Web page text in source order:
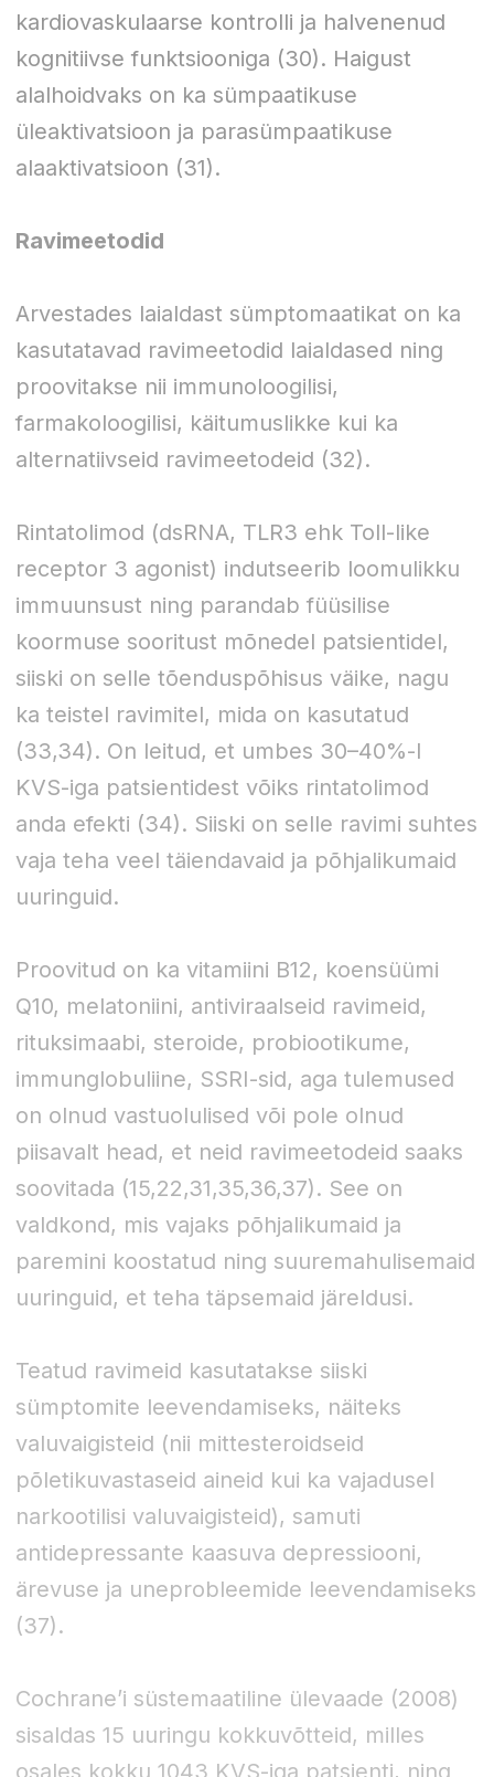
kardiovaskulaarse kontrolli ja halvenenud
kognitiivse funktsiooniga (30). Haigust
alalhoidvaks on ka sümpaatikuse
üleaktivatsioon ja parasümpaatikuse
alaaktivatsioon (31).
Ravimeetodid
Arvestades laialdast sümptomaatikat on ka
kasutatavad ravimeetodid laialdased ning
proovitakse nii immunoloogilisi,
farmakoloogilisi, käitumuslikke kui ka
alternatiivseid ravimeetodeid (32).
Rintatolimod (dsRNA, TLR3 ehk Toll-like
receptor 3 agonist) indutseerib loomulikku
immuunsust ning parandab füüsilise
koormuse sooritust mõnedel patsientidel,
siiski on selle tõenduspõhisus väike, nagu
ka teistel ravimitel, mida on kasutatud
(33,34). On leitud, et umbes 30–40%-l
KVS-iga patsientidest võiks rintatolimod
anda efekti (34). Siiski on selle ravimi suhtes
vaja teha veel täiendavaid ja põhjalikumaid
uuringuid.
Proovitud on ka vitamiini B12, koensüümi
Q10, melatoniini, antiviraalseid ravimeid,
rituksimaabi, steroide, probiootikume,
immunglobuliine, SSRI-sid, aga tulemused
on olnud vastuolulised või pole olnud
piisavalt head, et neid ravimeetodeid saaks
soovitada (15,22,31,35,36,37). See on
valdkond, mis vajaks põhjalikumaid ja
paremini koostatud ning suuremahulisemaid
uuringuid, et teha täpsemaid järeldusi.
Teatud ravimeid kasutatakse siiski
sümptomite leevendamiseks, näiteks
valuvaigisteid (nii mittesteroidseid
põletikuvastaseid aineid kui ka vajadusel
narkootilisi valuvaigisteid), samuti
antidepressante kaasuva depressiooni,
ärevuse ja uneprobleemide leevendamiseks
(37).
Cochrane’i süstemaatiline ülevaade (2008)
sisaldas 15 uuringu kokkuvõtteid, milles
osales kokku 1043 KVS-iga patsienti, ning